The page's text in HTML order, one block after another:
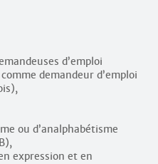
d’emploi
demandeur d’emploi
ou d’analphabétisme
expression et en